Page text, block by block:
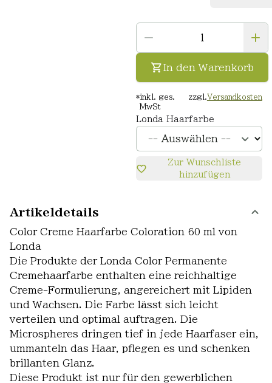
In den Warenkorb
*inkl. ges.
MwSt
zzgl. Versandkosten
Londa Haarfarbe
Zur Wunschliste
hinzufügen
Artikeldetails
Color Creme Haarfarbe Coloration 60 ml von
Londa
Die Produkte der Londa Color Permanente
Cremehaarfarbe enthalten eine reichhaltige
Creme-Formulierung, angereichert mit Lipiden
und Wachsen. Die Farbe lässt sich leicht
verteilen und optimal auftragen. Die
Microspheres dringen tief in jede Haarfaser ein,
ummanteln das Haar, pflegen es und schenken
brillanten Glanz.
Diese Produkt ist nur für den gewerblichen